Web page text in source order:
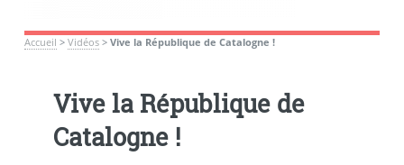
Accueil > Vidéos> Vive la République de Catalogne !
Vive la République de
Catalogne !